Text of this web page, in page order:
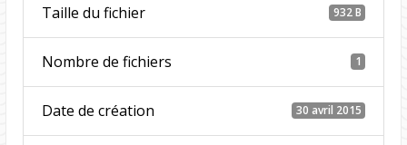
Taille du fichier 932 B
Nombre de fichiers 1
Date de création 30 avril 2015